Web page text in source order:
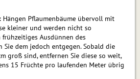
Hängen Pflaumenbäume über­voll mit
kleiner und werden nicht so
Ausdünnen des
Sie dem jedoch entgegen. Sobald die
groß sind, entfernen Sie diese so weit,
15 Früchte pro laufenden Meter übrig